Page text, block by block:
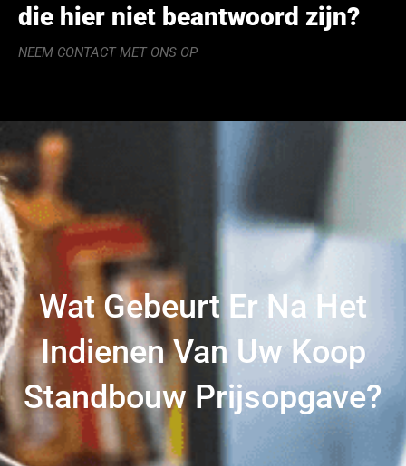
die hier niet beantwoord zijn?
NEEM CONTACT MET ONS OP
Wat Gebeurt Er Na Het
Indienen Van Uw Koop
Standbouw Prijsopgave?